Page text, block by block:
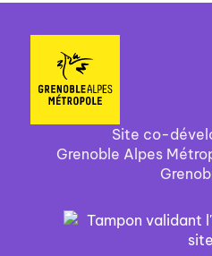
Site co-
Grenoble Alpes